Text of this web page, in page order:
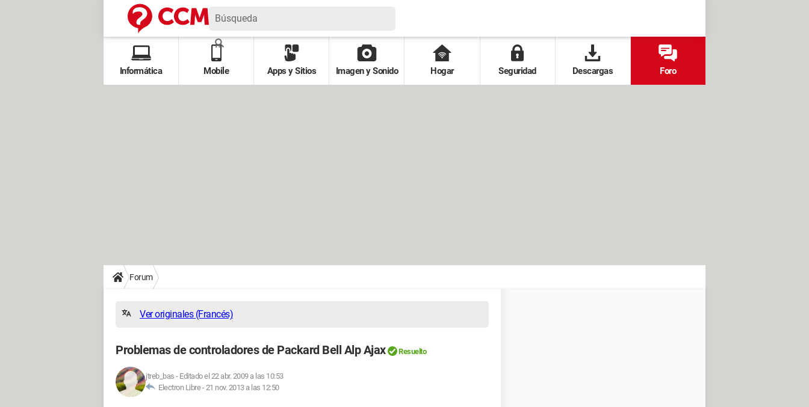
Informática Mobile Apps y Sitios Imagen y Sonido Hogar Seguridad Descargas Foro
Forum
Ver originales (Francés)
Problemas de controladores de Packard Bell Alp Ajax Resuelto
jtreb_bas - Editado el 22 abr. 2009 a las 10:53
Electron Libre -21 nov. 2013 a las 12:50